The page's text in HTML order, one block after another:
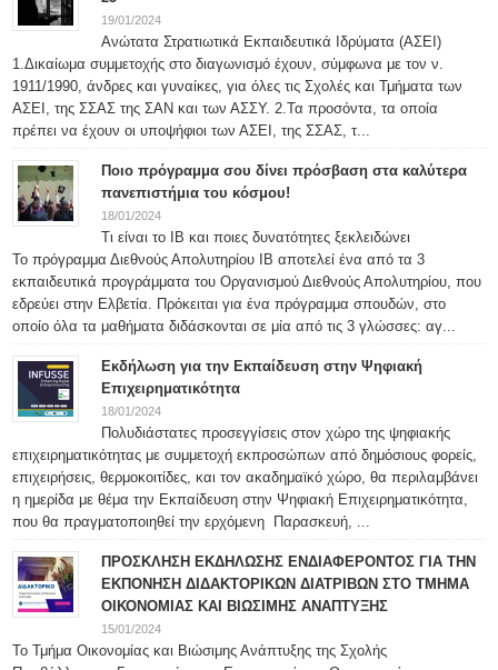
19/01/2024
Ανώτατα Στρατιωτικά Εκπαιδευτικά Ιδρύματα (ΑΣΕΙ)
1.Δικαίωμα συμμετοχής στο διαγωνισμό έχουν, σύμφωνα με τον ν.
1911/1990, άνδρες και γυναίκες, για όλες τις Σχολές και Τμήματα των
ΑΣΕΙ, της ΣΣΑΣ της ΣΑΝ και των ΑΣΣΥ. 2.Τα προσόντα, τα οποία
πρέπει να έχουν οι υποψήφιοι των ΑΣΕΙ, της ΣΣΑΣ, τ...
Ποιο πρόγραμμα σου δίνει πρόσβαση στα καλύτερα
πανεπιστήμια του κόσμου!
18/01/2024
Τι είναι το IB και ποιες δυνατότητες ξεκλειδώνει
Το πρόγραμμα Διεθνούς Απολυτηρίου IB αποτελεί ένα από τα 3
εκπαιδευτικά προγράμματα του Οργανισμού Διεθνούς Απολυτηρίου, που
εδρεύει στην Ελβετία. Πρόκειται για ένα πρόγραμμα σπουδών, στο
οποίο όλα τα μαθήματα διδάσκονται σε μία από τις 3 γλώσσες: αγ...
Εκδήλωση για την Εκπαίδευση στην Ψηφιακή
Επιχειρηματικότητα
18/01/2024
Πολυδιάστατες προσεγγίσεις στον χώρο της ψηφιακής
επιχειρηματικότητας με συμμετοχή εκπροσώπων από δημόσιους φορείς,
επιχειρήσεις, θερμοκοιτίδες, και τον ακαδημαϊκό χώρο, θα περιλαμβάνει
η ημερίδα με θέμα την Εκπαίδευση στην Ψηφιακή Επιχειρηματικότητα,
που θα πραγματοποιηθεί την ερχόμενη Παρασκευή, ...
ΠΡΟΣΚΛΗΣΗ ΕΚΔΗΛΩΣΗΣ ΕΝΔΙΑΦΕΡΟΝΤΟΣ ΓΙΑ ΤΗΝ
ΕΚΠΟΝΗΣΗ ΔΙΔΑΚΤΟΡΙΚΩΝ ΔΙΑΤΡΙΒΩΝ ΣΤΟ ΤΜΗΜΑ
ΟΙΚΟΝΟΜΙΑΣ ΚΑΙ ΒΙΩΣΙΜΗΣ ΑΝΑΠΤΥΞΗΣ
15/01/2024
Το Τμήμα Οικονομίας και Βιώσιμης Ανάπτυξης της Σχολής